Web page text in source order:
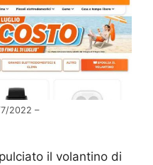
2022 –
il volantino di